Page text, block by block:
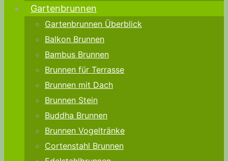
Gartenbrunnen
Gartenbrunnen Überblick
Balkon Brunnen
Bambus Brunnen
Brunnen für Terrasse
Brunnen mit Dach
Brunnen Stein
Buddha Brunnen
Brunnen Vogeltränke
Cortenstahl Brunnen